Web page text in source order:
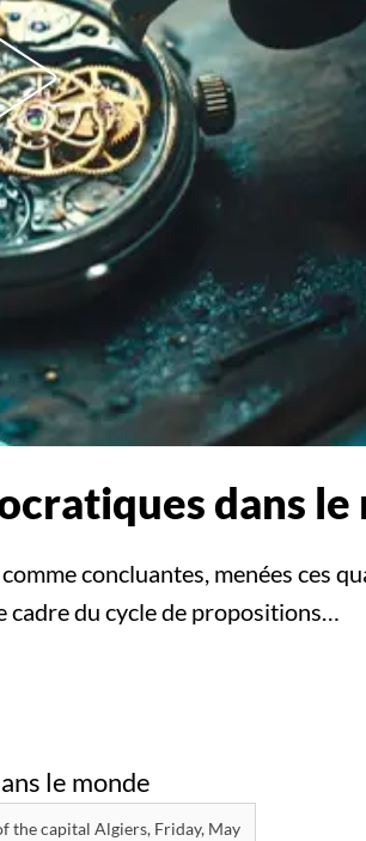
dans le
concluantes, menées ces
cadre du cycle de propositions…
the capital Algiers, Friday, May